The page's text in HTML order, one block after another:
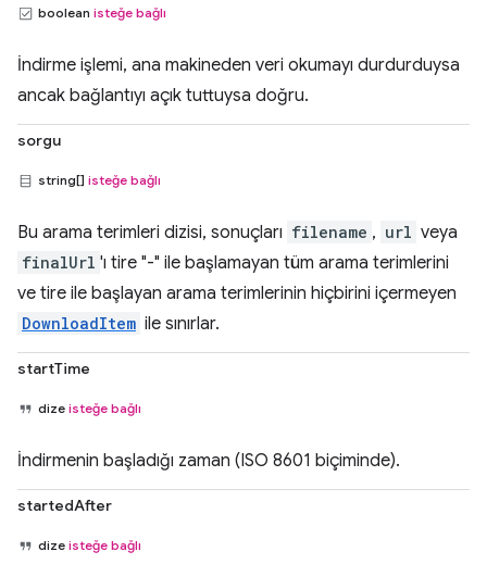
boolean isteğe bağlı
İndirme işlemi, ana makineden veri okumayı durdurduysa
ancak bağlantıyı açık tuttuysa doğru.
sorgu
string[] isteğe bağlı
Bu arama terimleri dizisi, sonuçları filename , url veya
finalUrl 'ı tire "-" ile başlamayan tüm arama terimlerini
ve tire ile başlayan arama terimlerinin hiçbirini içermeyen
DownloadItem ile sınırlar.
startTime
dize isteğe bağlı
İndirmenin başladığı zaman (ISO 8601 biçiminde).
startedAfter
dize isteğe bağlı